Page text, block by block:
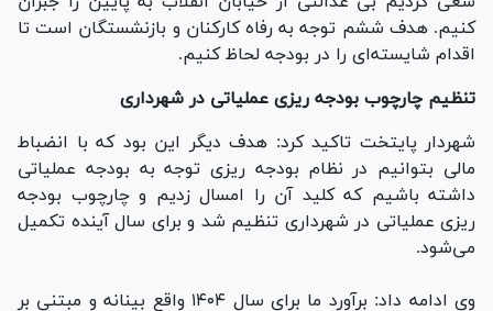
کنیم. هدف ششم توجه به رفاه کارکنان و بازنشستگان است تا
اقدام شایسته‌ای را در بودجه لحاظ کنیم.
تنظیم چارچوب بودجه ریزی عملیاتی در شهرداری
شهردار پایتخت تاکید کرد: هدف دیگر این بود که با انضباط
مالی بتوانیم در نظام بودجه ریزی توجه به بودجه عملیاتی
داشته باشیم که کلید آن را امسال زدیم و چارچوب بودجه
ریزی عملیاتی در شهرداری تنظیم شد و برای سال آینده تکمیل
می‌شود.
وی ادامه داد: برآورد ما برای سال ۱۴۰۴ واقع بینانه و مبتنی بر